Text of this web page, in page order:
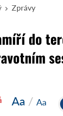
Zprávy
do
Aa / Aa